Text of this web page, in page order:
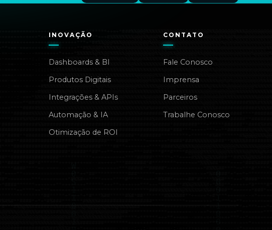
INOVAÇÃO
Dashboards & BI
Produtos Digitais
Integrações & APIs
Automação & IA
Otimização de ROI
CONTATO
Fale Conosco
Imprensa
Parceiros
Trabalhe Conosco